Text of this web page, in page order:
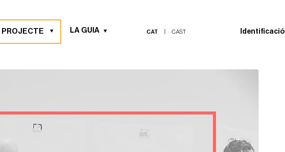
PROJECTE LA GUIA CAT CAST Identificació